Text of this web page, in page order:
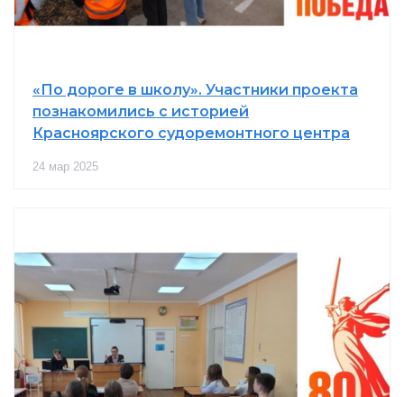
«По дороге в школу». Участники проекта
познакомились с историей
Красноярского судоремонтного центра
24 мар 2025